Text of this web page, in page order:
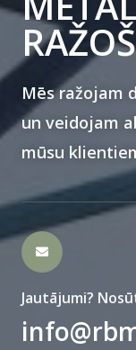
Mēs ražojam
un veidojam
mūsu
Jautājumi?